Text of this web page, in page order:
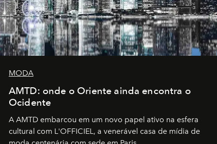
MODA
AMTD: onde o Oriente ainda encontra o
Ocidente
A AMTD embarcou em um novo papel ativo na esfera
cultural com L'OFFICIEL, a venerável casa de mídia de